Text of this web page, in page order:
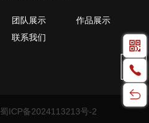
团队展示
作品展示
联系我们
蜀ICP备2024113213号-2